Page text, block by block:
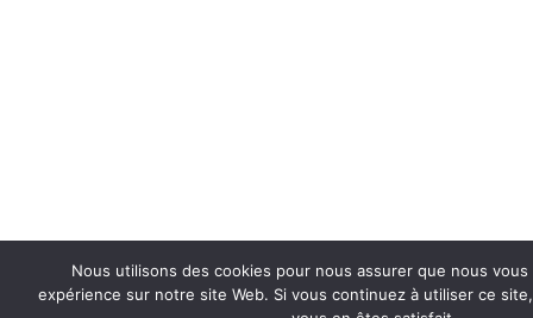
Nous utilisons des cookies pour nous assurer que nous
expérience sur notre site Web. Si vous continuez à utiliser ce